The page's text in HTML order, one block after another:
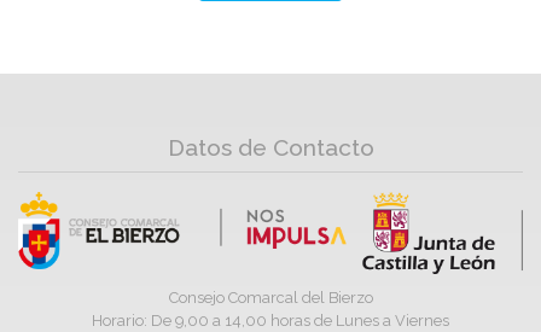
Datos de Contacto
Consejo Comarcal del Bierzo
Horario: De 9,00 a 14,00 horas de Lunes a Viernes